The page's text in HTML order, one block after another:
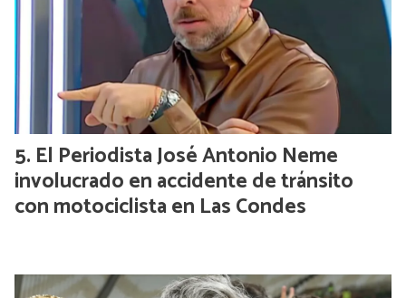
El Periodista José Antonio Neme
involucrado en accidente de tránsito
con motociclista en Las Condes